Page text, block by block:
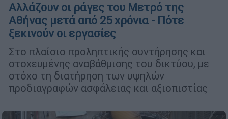
Αλλάζουν οι ράγες του Mετρό της
Αθήνας μετά από 25 χρόνια - Πότε
ξεκινούν οι εργασίες
Στο πλαίσιο προληπτικής συντήρησης και
στοχευμένης αναβάθμισης του δικτύου, με
στόχο τη διατήρηση των υψηλών
προδιαγραφών ασφάλειας και αξιοπιστίας